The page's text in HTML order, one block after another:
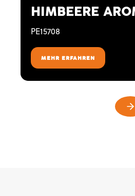
HIMBEERE
PE15708
MEHR ERFAHREN